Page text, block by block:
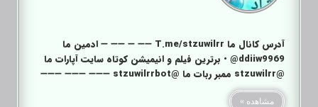
آدرس کانال ما T.me/stzuwilrr ➖➖ ➖ ➖➖ ➖ ادمین ما
ddiiw9969@ • برترین فیلم و انیمیشن کوتاه سایت آپارات ما
@stzuwilrr ممبر ربات ما @stzuwilrrbot ➖➖➖ ➖➖➖ ➖➖➖
مشاهده »